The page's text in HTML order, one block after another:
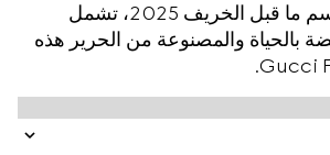
مع الانتقال إلى موسم ما قبل الخريف 2025، تشمل
بالحياة والمصنوعة من الحرير هذه